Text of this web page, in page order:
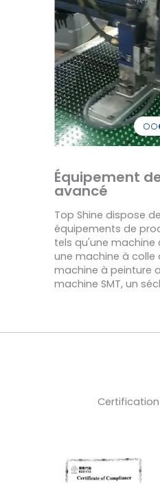
Équipement
avancé
Top Shine dispose
équipements de
tels qu'une
une machine à
machine à peinture
machine SMT, un
Certification